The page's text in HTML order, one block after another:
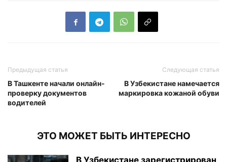
Предыдущая статья
В Ташкенте начали онлайн-
проверку документов
водителей
Следующая статья
В Узбекистане намечается
маркировка кожаной обуви
ЭТО МОЖЕТ БЫТЬ ИНТЕРЕСНО